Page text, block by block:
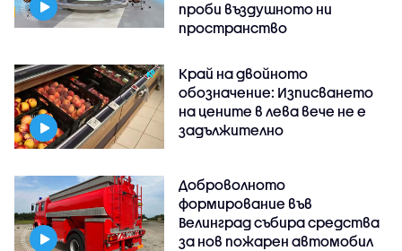
проби въздушното ни
пространство
Край на двойното
обозначение: Изписването
на цените в лева вече не е
задължително
Доброволното
формирование във
Велинград събира средства
за нов пожарен автомобил